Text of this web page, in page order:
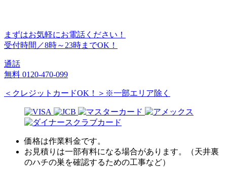
まずはお気軽にお電話ください！
受付時間／8時～23時までOK！
通話
無料 0120-470-099
＜クレジットカードOK！＞※一部エリア除く
価格は作業料金です。
お見積りは一部有料になる場合があります。（天井裏
のハチの巣を確認するための工事など）